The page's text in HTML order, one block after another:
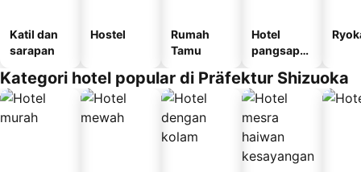
Katil dan
sarapan
Hostel
Rumah
Tamu
Hotel
pangsapur
Kategori hotel popular di Präfektur Shizuoka